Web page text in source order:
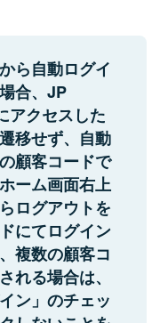
ら自動ログイ
合、JP
クセスした
移せず、自動
顧客コードで
ーム画面右上
ログアウトを
にてログイン
複数の顧客コ
れる場合は、
ン」のチェッ